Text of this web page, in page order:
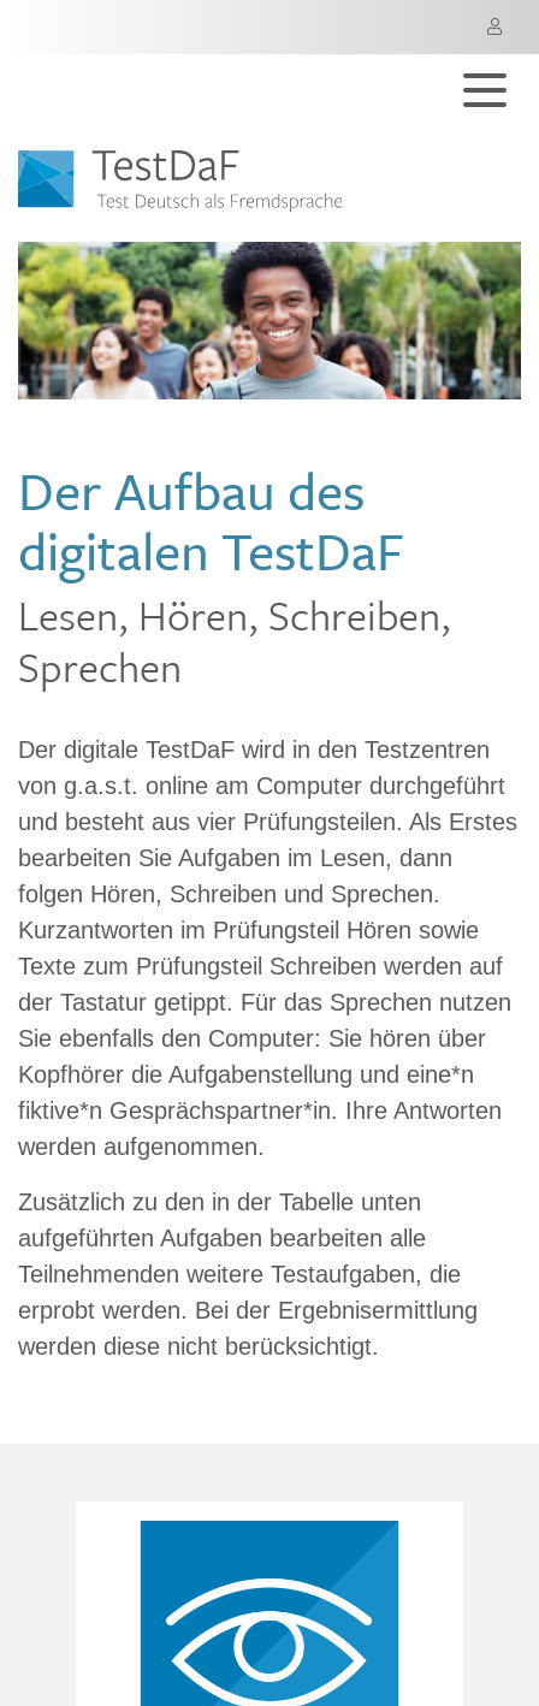
Der Aufbau des
digitalen TestDaF
Lesen, Hören, Schreiben,
Sprechen
Der digitale TestDaF wird in den Testzentren
von g.a.s.t. online am Computer durchgeführt
und besteht aus vier Prüfungsteilen. Als Erstes
bearbeiten Sie Aufgaben im Lesen, dann
folgen Hören, Schreiben und Sprechen.
Kurzantworten im Prüfungsteil Hören sowie
Texte zum Prüfungsteil Schreiben werden auf
der Tastatur getippt. Für das Sprechen nutzen
Sie ebenfalls den Computer: Sie hören über
Kopfhörer die Aufgabenstellung und eine*n
fiktive*n Gesprächspartner*in. Ihre Antworten
werden aufgenommen.
Zusätzlich zu den in der Tabelle unten
aufgeführten Aufgaben bearbeiten alle
Teilnehmenden weitere Testaufgaben, die
erprobt werden. Bei der Ergebnisermittlung
werden diese nicht berücksichtigt.